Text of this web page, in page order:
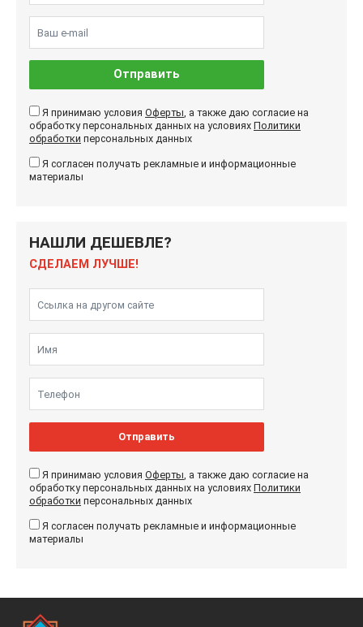
Отправить
Я принимаю условия Оферты, а также даю согласие на
обработку персональных данных на условиях Политики
обработки персональных данных
Я согласен получать рекламные и информационные
материалы
НАШЛИ ДЕШЕВЛЕ?
СДЕЛАЕМ ЛУЧШЕ!
Отправить
Я принимаю условия Оферты, а также даю согласие на
обработку персональных данных на условиях Политики
обработки персональных данных
Я согласен получать рекламные и информационные
материалы